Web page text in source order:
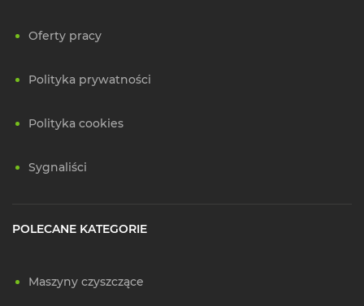
Oferty pracy
Polityka prywatności
Polityka cookies
Sygnaliści
POLECANE KATEGORIE
Maszyny czyszczące